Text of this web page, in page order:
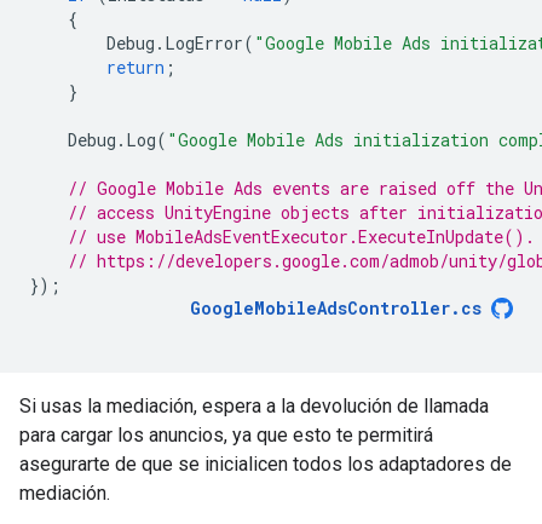
{
Debug . LogError( "Google Mobile Ads
return ;
}
Debug . Log( "Google Mobile Ads initialization
// Google Mobile Ads events are raised off the
// access UnityEngine objects after
// use
// https://developers.google.com/admob/unity/
});
GoogleMobileAdsController. cs
Si usas la mediación, espera a la devolución de llamada
para cargar los anuncios, ya que esto te permitirá
asegurarte de que se inicialicen todos los adaptadores de
mediación.